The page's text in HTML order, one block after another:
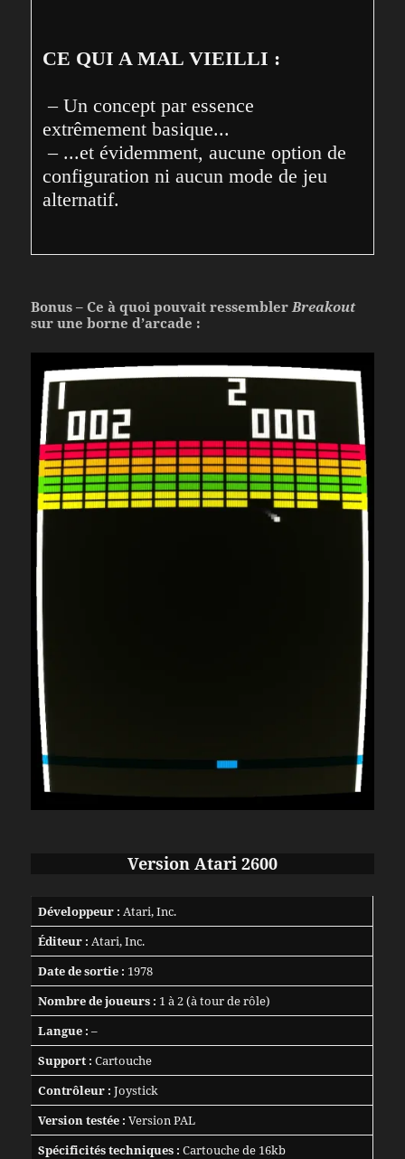
CE QUI A MAL VIEILLI :
– Un concept par essence
extrêmement basique...
– ...et évidemment, aucune option de
configuration ni aucun mode de jeu
alternatif.
Bonus – Ce à quoi pouvait ressemblerBreakout
sur une borne d’arcade :
Version Atari 2600
Développeur : Atari, Inc.
Éditeur : Atari, Inc.
Date de sortie : 1978
Nombre de joueurs : 1 à 2 (à tour de rôle)
Langue : –
Support : Cartouche
Contrôleur : Joystick
Version testée : Version PAL
Spécificités techniques : Cartouche de 16kb